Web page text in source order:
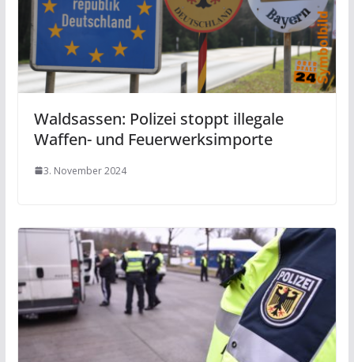
Waldsassen: Polizei stoppt illegale
Waffen- und Feuerwerksimporte
3. November 2024